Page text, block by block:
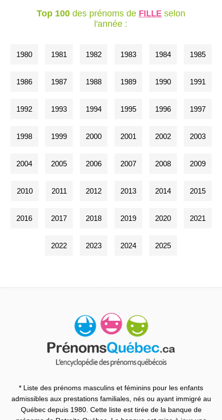
Top 100des prénoms de FILLEselon
l'année :
1980 1981 1982 1983 1984 1985
1986 1987 1988 1989 1990 1991
1992 1993 1994 1995 1996 1997
1998 1999 2000 2001 2002 2003
2004 2005 2006 2007 2008 2009
2010 2011 2012 2013 2014 2015
2016 2017 2018 2019 2020 2021
2022 2023 2024 2025
* Liste des prénoms masculins et féminins pour les enfants
admissibles aux prestations familiales, nés ou ayant immigré au
Québec depuis 1980. Cette liste est tirée de la banque de